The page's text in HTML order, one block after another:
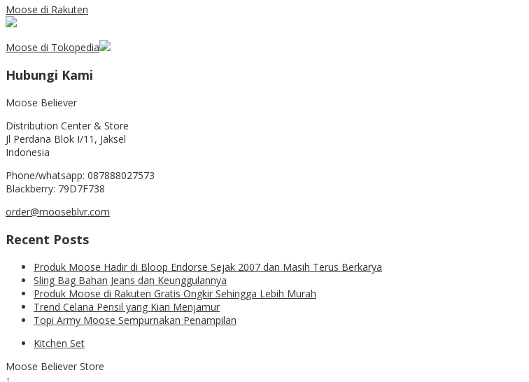
Moose di Rakuten
Moose di Tokopedia
Hubungi Kami
Moose Believer
Distribution Center & Store
Jl Perdana Blok I/11, Jaksel
Indonesia
Phone/whatsapp: 087888027573
Blackberry: 79D7F738
order@mooseblvr.com
Recent Posts
Produk Moose Hadir di Bloop Endorse Sejak 2007 dan Masih Terus Berkarya
Sling Bag Bahan Jeans dan Keunggulannya
Produk Moose di Rakuten Gratis Ongkir Sehingga Lebih Murah
Trend Celana Pensil yang Kian Menjamur
Topi Army Moose Sempurnakan Penampilan
Kitchen Set
Moose Believer Store